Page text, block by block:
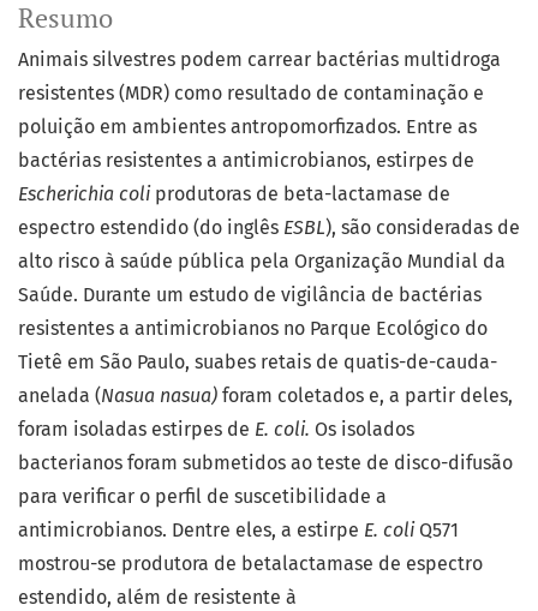
Resumo
Animais silvestres podem carrear bactérias multidroga
resistentes (MDR) como resultado de contaminação e
poluição em ambientes antropomorfizados. Entre as
bactérias resistentes a antimicrobianos, estirpes de
Escherichia coli produtoras de beta-lactamase de
espectro estendido (do inglês ESBL), são consideradas de
alto risco à saúde pública pela Organização Mundial da
Saúde. Durante um estudo de vigilância de bactérias
resistentes a antimicrobianos no Parque Ecológico do
Tietê em São Paulo, suabes retais de quatis-de-cauda-
anelada (Nasua nasua) foram coletados e, a partir deles,
foram isoladas estirpes de E. coli. Os isolados
bacterianos foram submetidos ao teste de disco-difusão
para verificar o perfil de suscetibilidade a
antimicrobianos. Dentre eles, a estirpe E. coli Q571
mostrou-se produtora de betalactamase de espectro
estendido, além de resistente à